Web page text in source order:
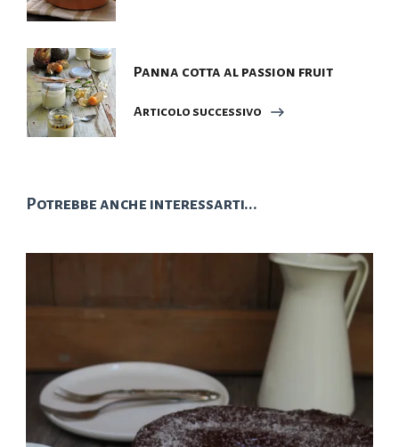
Panna cotta al passion fruit
Articolo successivo
Potrebbe anche interessarti...